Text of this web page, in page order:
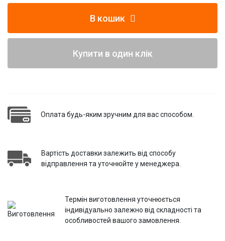
В кошик
Купити в один клік
Оплата будь-яким зручним для вас способом.
Вартість доставки залежить від способу
відправлення та уточнюйте у менеджера.
Термін виготовлення уточнюється
індивідуально залежно від складності та
особливостей вашого замовлення.